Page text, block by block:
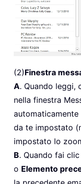
(2)Finestra
A. Quando leggi,
nella finestra
da te impostato
impostato lo
B. Quando fai
o Elemento